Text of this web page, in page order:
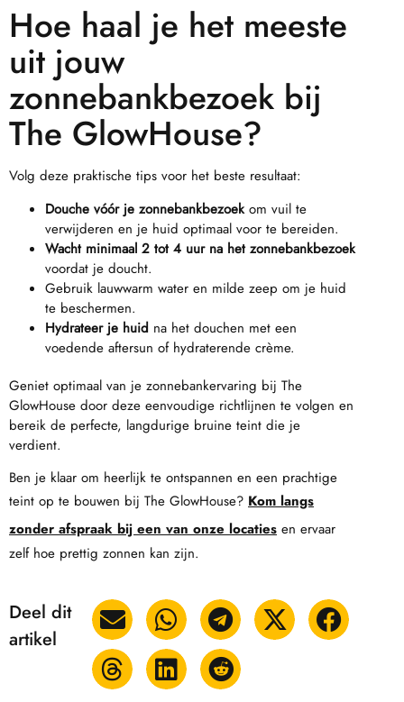
Hoe haal je het meeste
uit jouw
zonnebankbezoek bij
The GlowHouse?
Volg deze praktische tips voor het beste resultaat:
Douche vóór je zonnebankbezoekom vuil te
verwijderen en je huid optimaal voor te bereiden.
Wacht minimaal 2 tot 4 uur na het zonnebankbezoek
voordat je doucht.
Gebruik lauwwarm water en milde zeep om je huid
te beschermen.
Hydrateer je huid na het douchen met een
voedende aftersun of hydraterende crème.
Geniet optimaal van je zonnebankervaring bij The
GlowHouse door deze eenvoudige richtlijnen te volgen en
bereik de perfecte, langdurige bruine teint die je
verdient.
Ben je klaar om heerlijk te ontspannen en een prachtige
teint op te bouwen bij The GlowHouse? Kom langs
zonder afspraak bij een van onze locaties en ervaar
zelf hoe prettig zonnen kan zijn.
Deel dit
artikel